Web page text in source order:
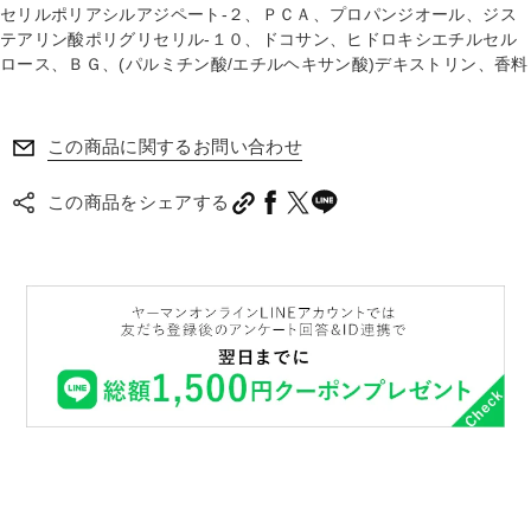
セリルポリアシルアジペート-２、ＰＣＡ、プロパンジオール、ジス
テアリン酸ポリグリセリル-１０、ドコサン、ヒドロキシエチルセル
ロース、ＢＧ、(パルミチン酸/エチルヘキサン酸)デキストリン、香料
この商品に関するお問い合わせ
この商品をシェアする